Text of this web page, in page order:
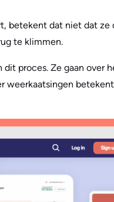
betekent dat niet dat ze
te klimmen.
proces. Ze gaan over
weerkaatsingen